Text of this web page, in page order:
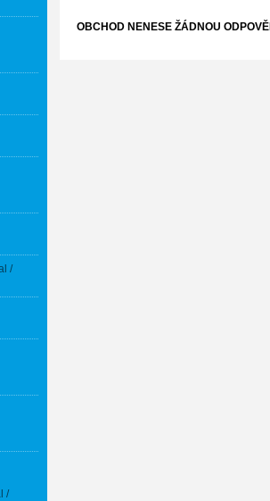
/
/
OBCHOD NENESE ŽÁDNOU